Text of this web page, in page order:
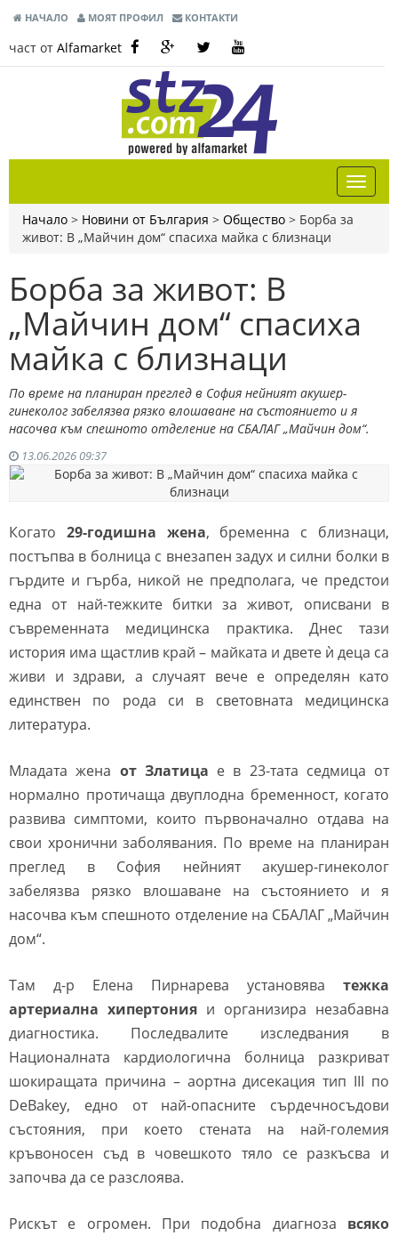
НАЧАЛО МОЯТ ПРОФИЛ КОНТАКТИ
част от Alfamarket
Начало > Новини от България > Общество > Борба за
живот: В „Майчин дом“ спасиха майка с близнаци
Борба за живот: В
„Майчин дом“ спасиха
майка с близнаци
По време на планиран преглед в София нейният акушер-
гинеколог забелязва рязко влошаване на състоянието и я
насочва към спешното отделение на СБАЛАГ „Майчин дом“.
13.06.2026 09:37
Когато 29-годишна жена, бременна с близнаци,
постъпва в болница с внезапен задух и силни болки в
гърдите и гърба, никой не предполага, че предстои
една от най-тежките битки за живот, описвани в
съвременната медицинска практика. Днес тази
история има щастлив край – майката и двете ѝ деца са
живи и здрави, а случаят вече е определян като
единствен по рода си в световната медицинска
литература.
Младата жена от Златица е в 23-тата седмица от
нормално протичаща двуплодна бременност, когато
развива симптоми, които първоначално отдава на
свои хронични заболявания. По време на планиран
преглед в София нейният акушер-гинеколог
забелязва рязко влошаване на състоянието и я
насочва към спешното отделение на СБАЛАГ „Майчин
дом“.
Там д-р Елена Пирнарева установява тежка
артериална хипертония и организира незабавна
диагностика. Последвалите изследвания в
Националната кардиологична болница разкриват
шокиращата причина – аортна дисекация тип III по
DeBakey, едно от най-опасните сърдечносъдови
състояния, при което стената на най-големия
кръвоносен съд в човешкото тяло се разкъсва и
започва да се разслоява.
Рискът е огромен. При подобна диагноза всяко